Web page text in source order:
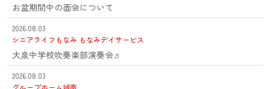
お盆期間中の面会について
2026.08.03
シニアライフもなみ もなみデイサービス
大泉中学校吹奏楽部演奏会♬
2026.08.03
グループホーム城南